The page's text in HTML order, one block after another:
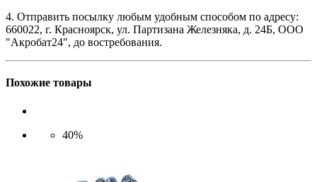
4. Отправить посылку любым удобным способом по адресу:
660022, г. Красноярск, ул. Партизана Железняка, д. 24Б, ООО
"Акробат24", до востребования.
Похожие товары
40%